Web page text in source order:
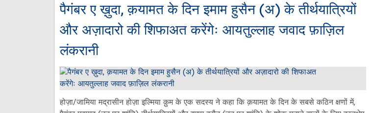
पैगंबर ए ख़ुदा, ​​क़यामत के दिन इमाम हुसैन (अ) के तीर्थयात्रियों
और अज़ादारो की शिफाअत करेंगेः आयतुल्लाह जवाद फ़ाज़िल
लंकरानी
होज़ा/जामिया मद्रासीन होज़ा इल्मिया क़ुम के एक सदस्य ने कहा कि क़यामत के दिन के सबसे कठिन क्षणों में,